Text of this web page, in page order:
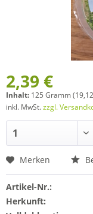
2,39 €
Inhalt: 125 Gramm
inkl. MwSt.zzgl.
Merken
Artikel-Nr.:
Herkunft: